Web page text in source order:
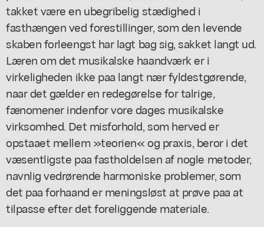
takket være en ubegribelig stædighed i
fasthængen ved forestillinger, som den levende
skaben forleengst har lagt bag sig, sakket langt ud.
Læren om det musikalske haandværk er i
virkeligheden ikke paa langt nær fyldestgørende,
naar det gælder en redegørelse for talrige,
fænomener indenfor vore dages musikalske
virksomhed. Det misforhold, som herved er
opstaaet mellem »teorien« og praxis, beror i det
væsentligste paa fastholdelsen af nogle metoder,
navnlig vedrørende harmoniske problemer, som
det paa forhaand er meningsløst at prøve paa at
tilpasse efter det foreliggende materiale.